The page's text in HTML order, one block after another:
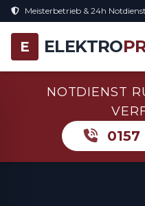
Meisterbetrieb & 24h Notdienst
E ELEKTRO
NOTDIENST